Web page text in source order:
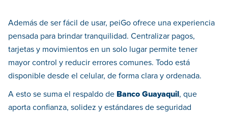
Además de ser fácil de usar, peiGo ofrece una experiencia
pensada para brindar tranquilidad. Centralizar pagos,
tarjetas y movimientos en un solo lugar permite tener
mayor control y reducir errores comunes. Todo está
disponible desde el celular, de forma clara y ordenada.
A esto se suma el respaldo de Banco Guayaquil , que
aporta confianza, solidez y estándares de seguridad